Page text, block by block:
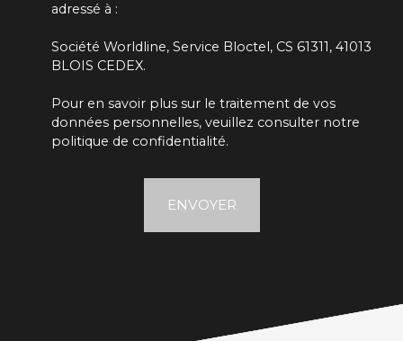
adressé à :
Société Worldline, Service Bloctel, CS 61311, 41013
BLOIS CEDEX.
Pour en savoir plus sur le traitement de vos
données personnelles, veuillez consulter notre
politique de confidentialité.
ENVOYER